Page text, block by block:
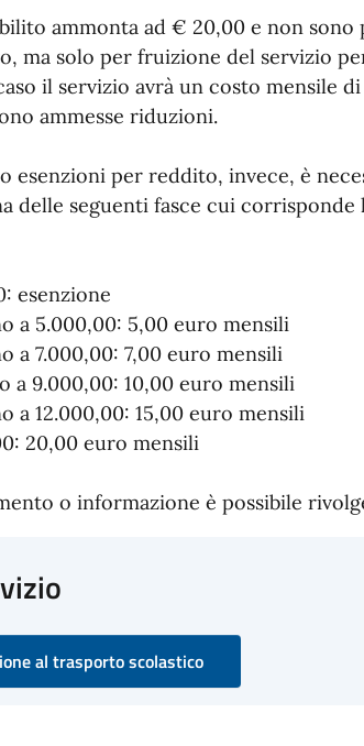
ammonta ad € 20,00 e non
ma solo per fruizione del servizio
il servizio avrà un costo mensile
ammesse riduzioni.
esenzioni per reddito, invece, è
delle seguenti fasce cui
esenzione
a 5.000,00: 5,00 euro mensili
a 7.000,00: 7,00 euro mensili
a 9.000,00: 10,00 euro mensili
a 12.000,00: 15,00 euro mensili
20,00 euro mensili
o informazione è possibile
al trasporto scolastico